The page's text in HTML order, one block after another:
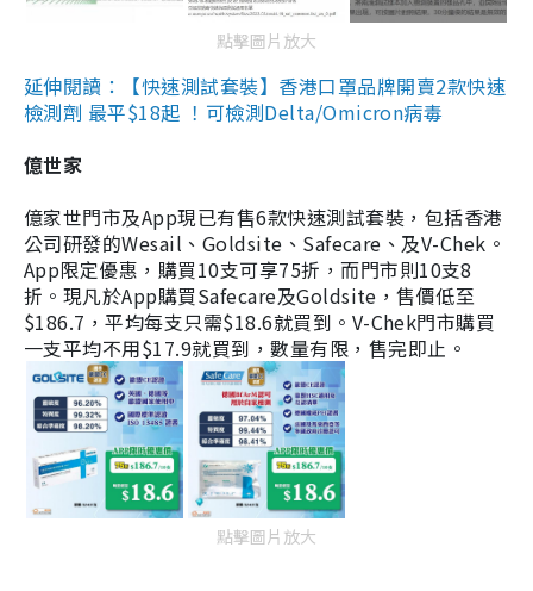
點擊圖片放大
延伸閱讀：【快速測試套裝】香港口罩品牌開賣2款快速
檢測劑 最平$18起 ！可檢測Delta/Omicron病毒
億世家
億家世門市及App現已有售6款快速測試套裝，包括香港
公司研發的Wesail、Goldsite、Safecare、及V-Chek。
App限定優惠，購買10支可享75折，而門市則10支8
折。現凡於App購買Safecare及Goldsite，售價低至
$186.7，平均每支只需$18.6就買到。V-Chek門市購買
一支平均不用$17.9就買到，數量有限，售完即止。
點擊圖片放大